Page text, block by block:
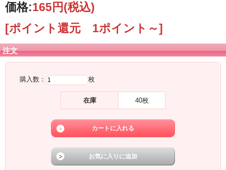
価格:165円(税込)
[ポイント還元 1ポイント～]
注文
購入数： 枚
在庫 40枚